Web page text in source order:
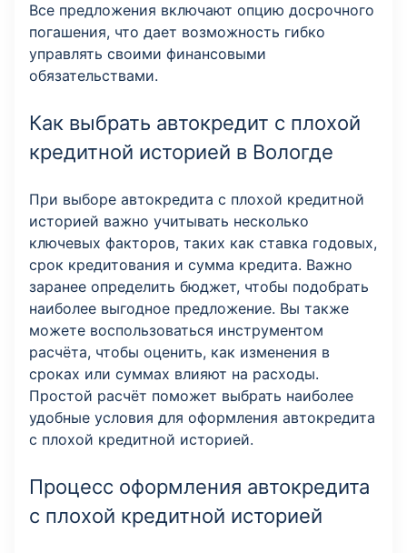
Все предложения включают опцию досрочного
погашения, что дает возможность гибко
управлять своими финансовыми
обязательствами.
Как выбрать автокредит с плохой
кредитной историей в Вологде
При выборе автокредита с плохой кредитной
историей важно учитывать несколько
ключевых факторов, таких как ставка годовых,
срок кредитования и сумма кредита. Важно
заранее определить бюджет, чтобы подобрать
наиболее выгодное предложение. Вы также
можете воспользоваться инструментом
расчёта, чтобы оценить, как изменения в
сроках или суммах влияют на расходы.
Простой расчёт поможет выбрать наиболее
удобные условия для оформления автокредита
с плохой кредитной историей.
Процесс оформления автокредита
с плохой кредитной историей